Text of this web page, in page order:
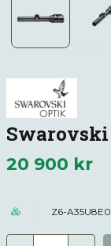
Swarovski
20 900 kr
Z6-